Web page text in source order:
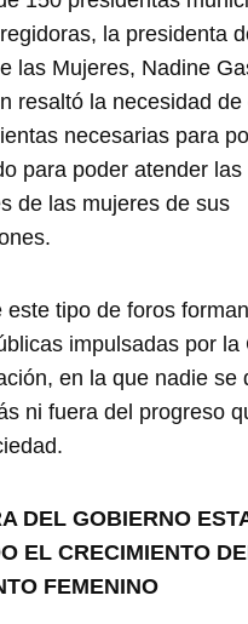
la presidenta
las Mujeres, Nadine
resaltó la necesidad de
necesarias para
para poder atender
de las mujeres de sus
este tipo de foros
impulsadas por la
en la que nadie se
ni fuera del progreso
DEL GOBIERNO
EL CRECIMIENTO
FEMENINO